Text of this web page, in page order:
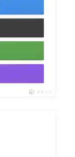
ポチップ